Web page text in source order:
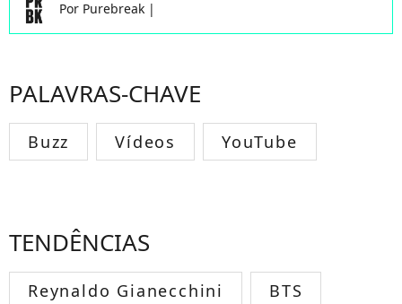
Por Purebreak |
PALAVRAS-CHAVE
Buzz Vídeos YouTube
TENDÊNCIAS
Reynaldo Gianecchini BTS